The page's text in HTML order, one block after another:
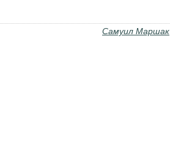
Самуил Маршак